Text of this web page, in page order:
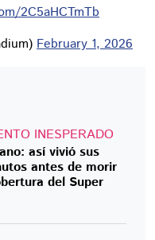
2C5aHCTmTb
February 1, 2026
INESPERADO
así vivió sus
antes de morir
del Super